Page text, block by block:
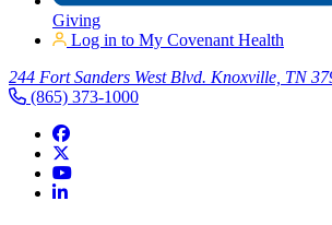
Giving
Log in to My Covenant Health
244 Fort Sanders West Blvd. Knoxville, TN
(865) 373-1000